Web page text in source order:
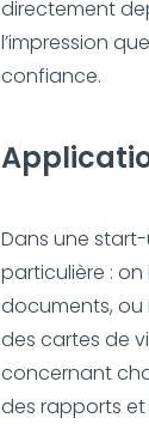
directement
l’impression
confiance.
Dans une
particulière :
documents, ou
des cartes de
concernant
des rapports et